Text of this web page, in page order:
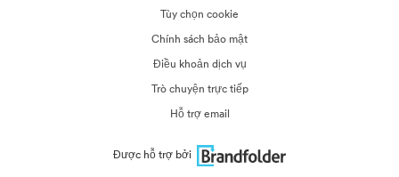
Tùy chọn cookie
Chính sách bảo mật
Điều khoản dịch vụ
Trò chuyện trực tiếp
Hỗ trợ email
Được hỗ trợ bởi